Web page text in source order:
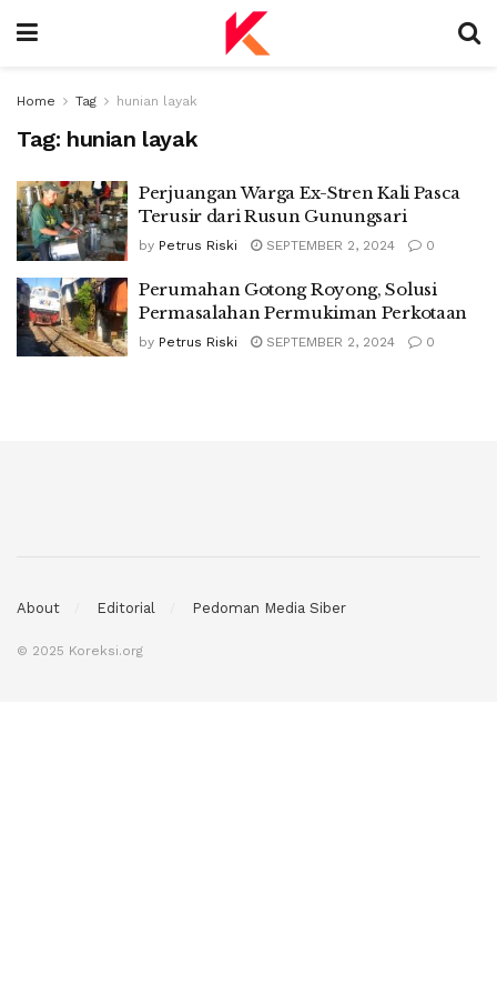
Home Tag hunian layak
Tag: hunian layak
Perjuangan Warga Ex-Stren Kali Pasca
Terusir dari Rusun Gunungsari
by Petrus Riski SEPTEMBER 2, 2024 0
Perumahan Gotong Royong, Solusi
Permasalahan Permukiman Perkotaan
by Petrus Riski SEPTEMBER 2, 2024 0
About Editorial Pedoman Media Siber
© 2025 Koreksi.org